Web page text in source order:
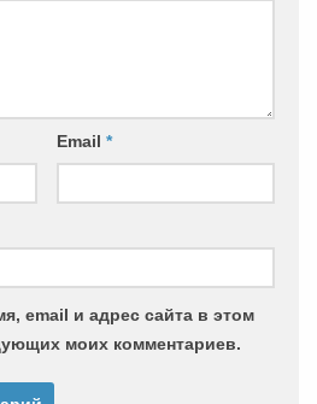
Email *
email и адрес сайта в этом
моих комментариев.